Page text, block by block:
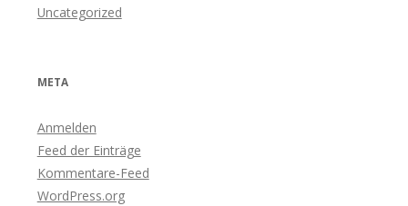
Uncategorized
META
Anmelden
Feed der Einträge
Kommentare-Feed
WordPress.org